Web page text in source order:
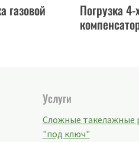
газовой
Погрузка
Услуги
Сложные такелажные
"под ключ"